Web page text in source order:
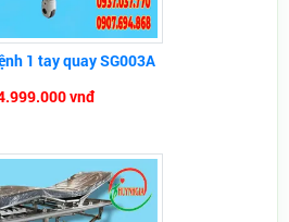
1 tay quay SG003A
vnđ